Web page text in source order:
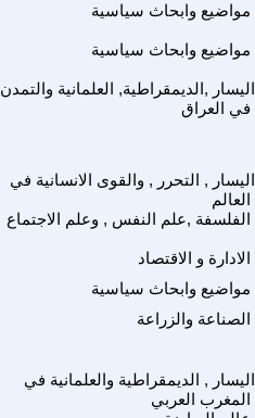
مواضيع وابحاث سياسية
مواضيع وابحاث سياسية
اليسار ,الديمقراطية, العلمانية والتمدن
في العراق
اليسار , التحرر , والقوى الانسانية في
العالم
الفلسفة ,علم النفس , وعلم الاجتماع
الادارة و الاقتصاد
مواضيع وابحاث سياسية
الصناعة والزراعة
اليسار , الديمقراطية والعلمانية في
المغرب العربي